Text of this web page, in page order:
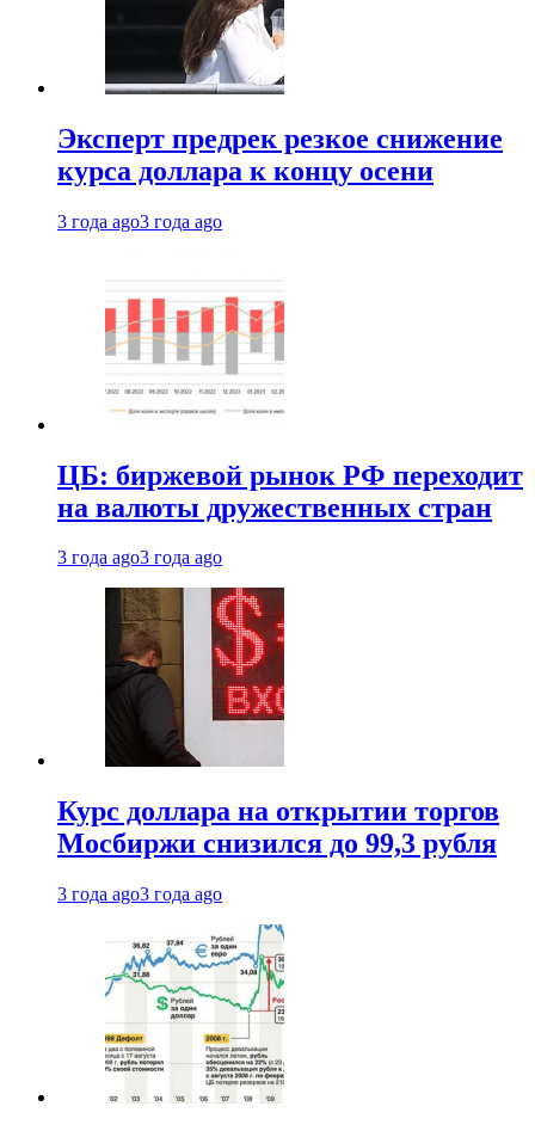
Эксперт предрек резкое снижение
курса доллара к концу осени
3 года ago3 года ago
ЦБ: биржевой рынок РФ переходит
на валюты дружественных стран
3 года ago3 года ago
Курс доллара на открытии торгов
Мосбиржи снизился до 99,3 рубля
3 года ago3 года ago